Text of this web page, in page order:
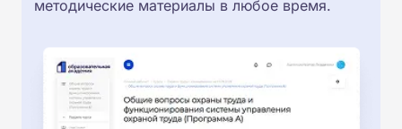
методические материалы в любое время.